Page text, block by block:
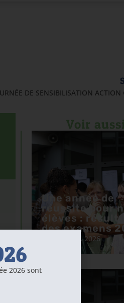
Voir aussi
Une année de
réussite pour
élèves :
des examens
juillet 13, 2026
2026 sont